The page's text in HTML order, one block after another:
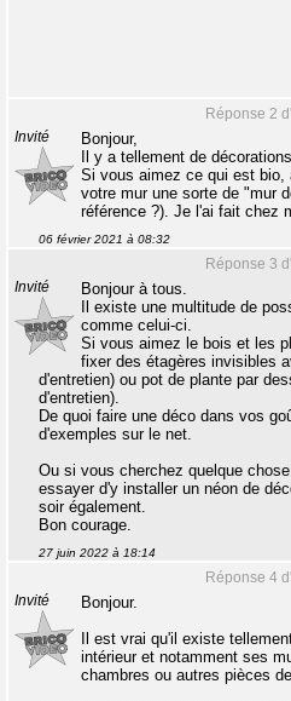
Réponse 2
Invité
Bonjour,
Il y a tellement de
Si vous aimez ce qui est bio,
votre mur une sorte de "mur
référence ?). Je l'ai fait chez
06 février 2021 à 08:32
Réponse 3
Invité
Bonjour à tous.
Il existe une multitude de
comme celui-ci.
Si vous aimez le bois et les
fixer des étagères invisibles
d'entretien) ou pot de plante par
d'entretien).
De quoi faire une déco dans vos
d'exemples sur le net.
Ou si vous cherchez quelque
essayer d'y installer un néon de
soir également.
Bon courage.
27 juin 2022 à 18:14
Réponse 4
Invité
Bonjour.
Il est vrai qu'il existe
intérieur et notamment ses
chambres ou autres pièces